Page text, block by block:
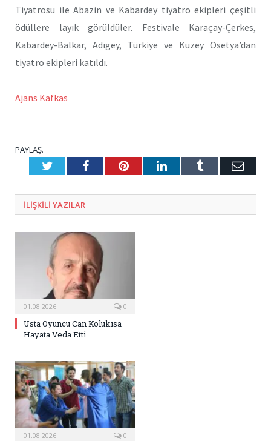
Tiyatrosu ile Abazin ve Kabardey tiyatro ekipleri çeşitli
ödüllere layık görüldüler. Festivale Karaçay-Çerkes,
Kabardey-Balkar, Adıgey, Türkiye ve Kuzey Osetya’dan
tiyatro ekipleri katıldı.
Ajans Kafkas
PAYLAŞ.
TwitterFacebookPinterestLinkedInTumblr E-
ILIŞKILI YAZILAR
01.08.2026 0
Usta Oyuncu Can Kolukısa
Hayata Veda Etti
01.08.2026 0